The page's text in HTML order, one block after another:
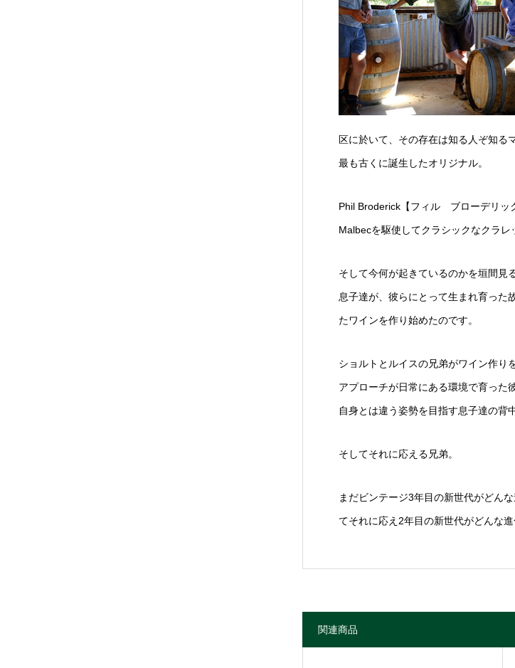
区に於いて、その存在は知る人ぞ知る
最も古くに誕生したオリジナル。
Phil Broderick【フィル ブローデリッ
Malbecを駆使してクラシックなクラレ
そして今何が起きているのかを垣間見
息子達が、彼らにとって生まれ育った
たワインを作り始めたのです。
ショルトとルイスの兄弟がワイン作り
アプローチが日常にある環境で育った
自身とは違う姿勢を目指す息子達の背
そしてそれに応える兄弟。
まだビンテージ3年目の新世代がどん
てそれに応え2年目の新世代がどんな
関連商品